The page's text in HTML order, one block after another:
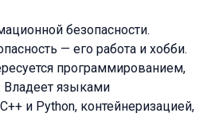
безопасности.
— его работа и хобби.
программированием,
Владеет языками
и Python, контейнеризацией,